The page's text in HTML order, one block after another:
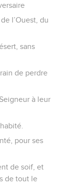
l’Ouest, du
sans
de perdre
à leur
pour ses
de soif, et
de tout le